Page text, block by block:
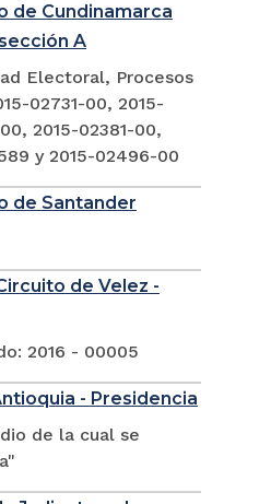
de Cundinamarca
A
Electoral, Procesos
02731-00, 2015-
2015-02381-00,
y 2015-02496-00
de Santander
de Velez -
2016 - 00005
- Presidencia
de la cual se